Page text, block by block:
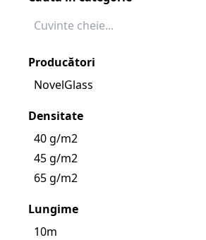
Producători
NovelGlass
Densitate
40 g/m2
45 g/m2
65 g/m2
Lungime
10m